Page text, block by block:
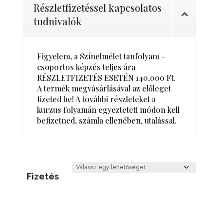
Részletfizetéssel kapcsolatos
tudnivalók
Figyelem, a Színelmélet tanfolyam –
csoportos képzés teljes ára
RÉSZLETFIZETÉS ESETÉN 140,000 Ft.
A termék megvásárlásával az előleget
fizeted be! A további részleteket a
kurzus folyamán egyeztetett módon kell
befizetned, számla ellenében, utalással.
Fizetés